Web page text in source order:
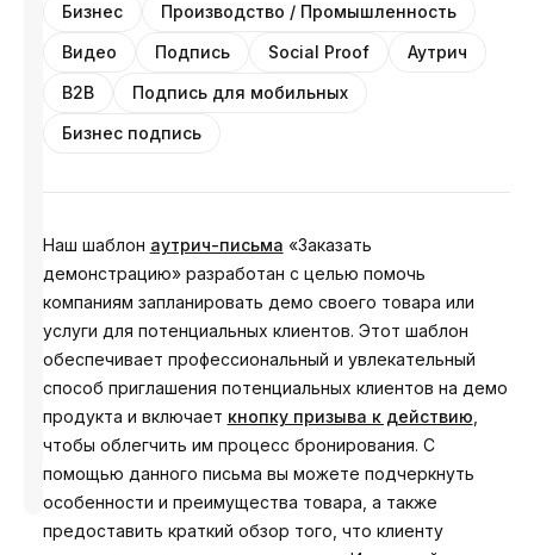
Анастасия
Бизнес
Производство / Промышленность
Видео
Подпись Social Proof
Аутрич
B2B
Подпись для мобильных
Бизнес подпись
Наш шаблон аутрич-письма «Заказать
демонстрацию» разработан с целью помочь
компаниям запланировать демо своего товара или
услуги для потенциальных клиентов. Этот шаблон
обеспечивает профессиональный и увлекательный
способ приглашения потенциальных клиентов на демо
продукта и включает кнопку призыва к действию
чтобы облегчить им процесс бронирования. С
помощью данного письма вы можете подчеркнуть
особенности и преимущества товара, а также
предоставить краткий обзор того, что клиенту